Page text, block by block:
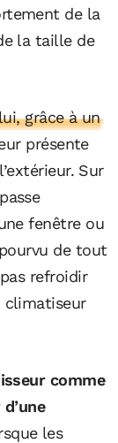
de la
la taille de
grâce à un
présente
Sur
fenêtre ou
de tout
refroidir
climatiseur
comme
les